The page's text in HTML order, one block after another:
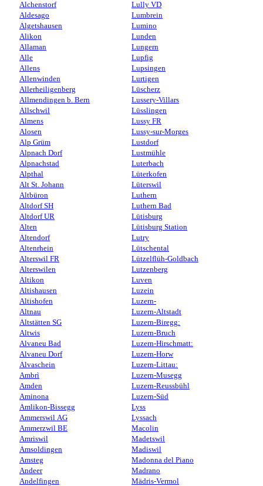
Alchenstorf
Aldesago
Algetshausen
Alikon
Allaman
Alle
Allens
Allenwinden
Allerheiligenberg
Allmendingen b. Bern
Allschwil
Almens
Alosen
Alp Grüm
Alpnach Dorf
Alpnachstad
Alpthal
Alt St. Johann
Altbüron
Altdorf SH
Altdorf UR
Alten
Altendorf
Altenrhein
Alterswil FR
Alterswilen
Altikon
Altishausen
Altishofen
Altnau
Altstätten SG
Altwis
Alvaneu Bad
Alvaneu Dorf
Alvaschein
Ambrì
Amden
Aminona
Amlikon-Bissegg
Ammerswil AG
Ammerzwil BE
Amriswil
Amsoldingen
Amsteg
Andeer
Andelfingen
Lully VD
Lumbrein
Lumino
Lunden
Lungern
Lupfig
Lupsingen
Lurtigen
Lüscherz
Lussery-Villars
Lüsslingen
Lussy FR
Lussy-sur-Morges
Lustdorf
Lustmühle
Luterbach
Lüterkofen
Lüterswil
Luthern
Luthern Bad
Lütisburg
Lütisburg Station
Lutry
Lütschental
Lützelflüh-Goldbach
Lutzenberg
Luven
Luzein
Luzern-
Luzern-Altstadt
Luzern-Biregg:
Luzern-Bruch
Luzern-Hirschmatt:
Luzern-Horw
Luzern-Littau:
Luzern-Musegg
Luzern-Reussbühl
Luzern-Süd
Lyss
Lyssach
Macolin
Madetswil
Madiswil
Madonna del Piano
Madrano
Mädris-Vermol